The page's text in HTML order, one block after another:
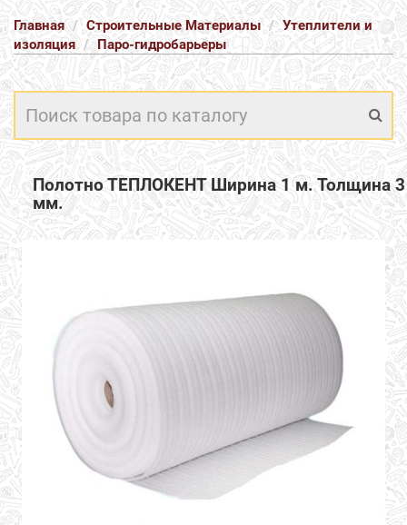
Главная Строительные Материалы
Утеплители и
изоляция
Паро-гидробарьеры
Полотно ТЕПЛОКЕНТ Ширина 1 м. Толщина 3
мм.